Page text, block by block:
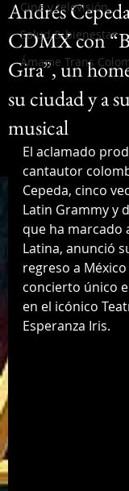
Cine y televisión
Salud & bienestar
Ámame Trans
Andrés
CDMX con
Gira”, un
su ciudad y a
musical
El aclamado
cantautor
Cepeda, cinco
Latin Grammy y
que ha marcado
Latina, anunció
regreso a
concierto único
en el icónico
Esperanza Iris.